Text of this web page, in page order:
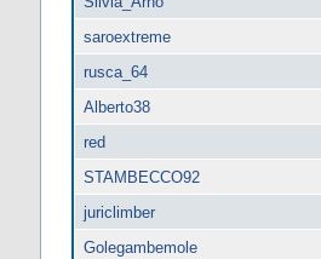
saroextreme
rusca_64
Alberto38
red
STAMBECCO92
juriclimber
Golegambemole